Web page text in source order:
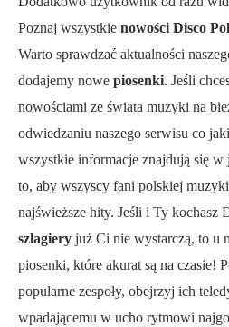
Poznaj wszystkie nowości Disco
Warto sprawdzać aktualności
dodajemy nowe piosenki. Jeśli
nowościami ze świata muzyki na
odwiedzaniu naszego serwisu co
wszystkie informacje znajdują się
to, aby wszyscy fani polskiej
najświeższe hity. Jeśli i Ty kochasz
szlagiery już Ci nie wystarczą, to u
piosenki, które akurat są na czasie!
popularne zespoły, obejrzyj ich
wpadającemu w ucho rytmowi